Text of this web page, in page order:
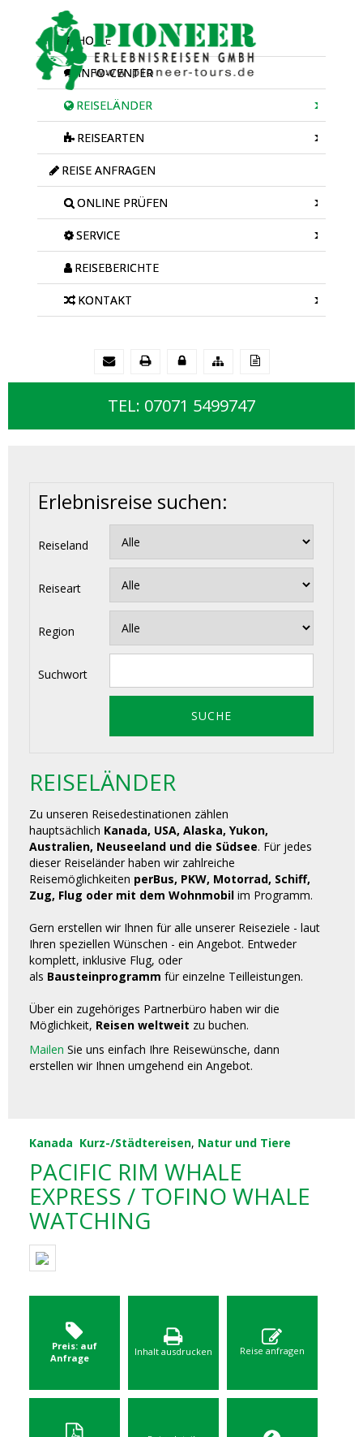
HOME
INFO-CENTER
REISELÄNDER
REISEARTEN
REISE ANFRAGEN
ONLINE PRÜFEN
SERVICE
REISEBERICHTE
KONTAKT
TEL: 07071 5499747
Erlebnisreise suchen:
Reiseland
Reiseart
Region
Suchwort
REISELÄNDER
Zu unseren Reisedestinationen zählen
hauptsächlich Kanada, USA, Alaska, Yukon,
Australien, Neuseeland und die Südsee. Für jedes
dieser Reiseländer haben wir zahlreiche
Reisemöglichkeiten perBus, PKW, Motorrad, Schiff,
Zug, Flug oder mit dem Wohnmobil im Programm.
Gern erstellen wir Ihnen für alle unserer Reiseziele - laut
Ihren speziellen Wünschen - ein Angebot. Entweder
komplett, inklusive Flug, oder
als Bausteinprogramm für einzelne Teilleistungen.
Über ein zugehöriges Partnerbüro haben wir die
Möglichkeit, Reisen weltweit zu buchen.
Mailen Sie uns einfach Ihre Reisewünsche, dann
erstellen wir Ihnen umgehend ein Angebot.
Kanada Kurz-/Städtereisen, Natur und Tiere
PACIFIC RIM WHALE
EXPRESS / TOFINO WHALE
WATCHING
Preis: auf
Anfrage
Inhalt ausdrucken Reise anfragen